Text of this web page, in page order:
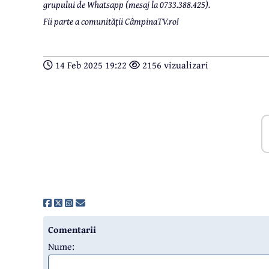
grupului de Whatsapp (mesaj la 0733.388.425).
Fii parte a comunității CâmpinaTV.ro!
14 Feb 2025 19:22 2156 vizualizari
Comentarii
Nume: